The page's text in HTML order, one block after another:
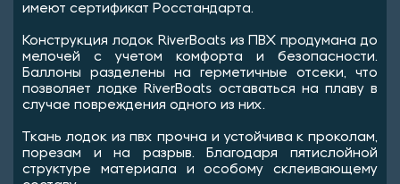
имеют сертификат Росстандарта.
Конструкция лодок RiverBoats из ПВХ продумана до
мелочей с учетом комфорта и безопасности.
Баллоны разделены на герметичные отсеки, что
позволяет лодке RiverBoats оставаться на плаву в
случае повреждения одного из них.
Ткань лодок из пвх прочна и устойчива к проколам,
порезам и на разрыв. Благодаря пятислойной
структуре материала и особому склеивающему